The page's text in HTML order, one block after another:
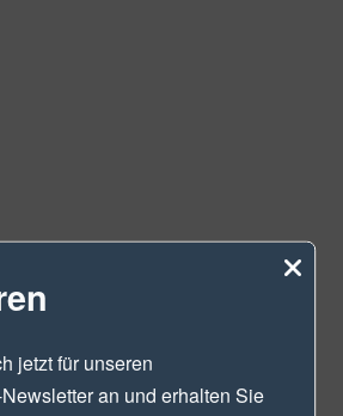
jetzt für unseren
Newsletteran und erhalten Sie